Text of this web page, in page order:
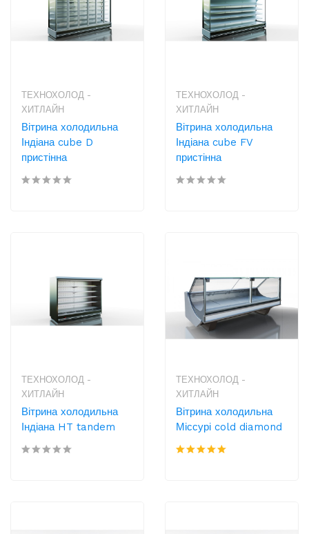
ТЕХНОХОЛОД -
ХИТЛАЙН
Вітрина холодильна
Індіана cube D
пристінна
ТЕХНОХОЛОД -
ХИТЛАЙН
Вітрина холодильна
Індіана cube FV
пристінна
ТЕХНОХОЛОД -
ХИТЛАЙН
Вітрина холодильна
Індіана HT tandem
ТЕХНОХОЛОД -
ХИТЛАЙН
Вітрина холодильна
Міссурі cold diamond